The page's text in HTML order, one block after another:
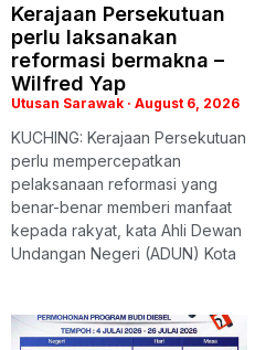
Kerajaan Persekutuan
perlu laksanakan
reformasi bermakna –
Wilfred Yap
Utusan Sarawak August 6, 2026
KUCHING: Kerajaan Persekutuan
perlu mempercepatkan
pelaksanaan reformasi yang
benar-benar memberi manfaat
kepada rakyat, kata Ahli Dewan
Undangan Negeri (ADUN) Kota